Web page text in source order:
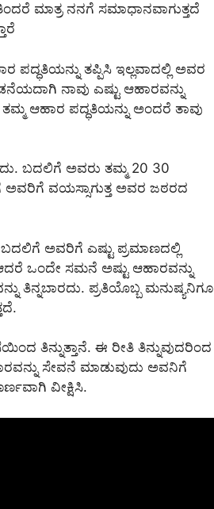
ಮಾತ್ರ ನನಗೆ ಸಮಾಧಾನವಾಗುತ್ತದೆ
ತಪ್ಪಿಸಿ ಇಲ್ಲವಾದಲ್ಲಿ ಅವರ
ನಾವು ಎಷ್ಟು ಆಹಾರವನ್ನು
ಆಹಾರ ಪದ್ಧತಿಯನ್ನು ಅಂದರೆ ತಾವು
ಬದಲಿಗೆ ಅವರು ತಮ್ಮ 20 30
ಅವರಿಗೆ ವಯಸ್ಸಾಗುತ್ತ ಅವರ ಜಠರದ
ಅವರಿಗೆ ಎಷ್ಟು ಪ್ರಮಾಣದಲ್ಲಿ
ಒಂದೇ ಸಮನೆ ಅಷ್ಟು ಆಹಾರವನ್ನು
ತಿನ್ನಬಾರದು. ಪ್ರತಿಯೊಬ್ಬ ಮನುಷ್ಯನಿಗೂ
ತಿನ್ನುತ್ತಾನೆ. ಈ ರೀತಿ ತಿನ್ನುವುದರಿಂದ
ಸೇವನೆ ಮಾಡುವುದು ಅವನಿಗೆ
ವೀಕ್ಷಿಸಿ.